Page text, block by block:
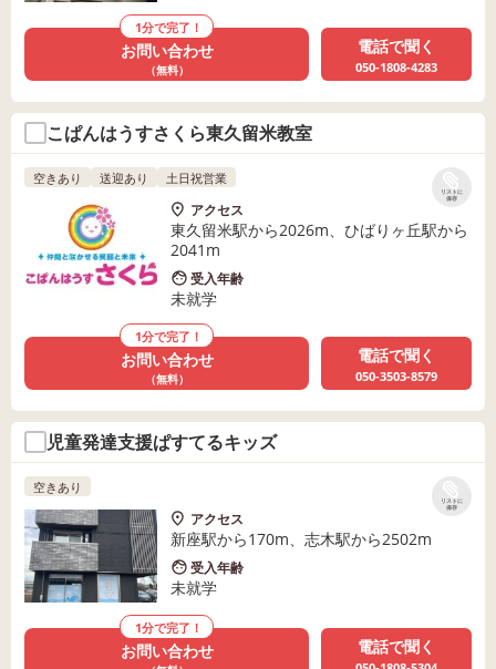
1分で完了！
お問い合わせ
（無料）
電話で聞く
050-1808-4283
こぱんはうすさくら東久留米教室
リストに
保存
空きあり 送迎あり 土日祝営業
アクセス
東久留米駅から2026m、ひばりヶ丘駅から
2041m
受入年齢
未就学
1分で完了！
お問い合わせ
（無料）
電話で聞く
050-3503-8579
児童発達支援ぱすてるキッズ
リストに
保存
空きあり
アクセス
新座駅から170m、志木駅から2502m
受入年齢
未就学
1分で完了！
お問い合わせ 電話で聞く